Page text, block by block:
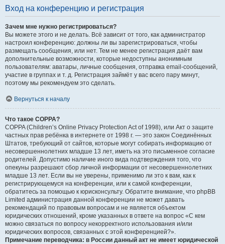
Вход на конференцию и регистрация
Зачем мне нужно регистрироваться?
Вы можете этого и не делать. Всё зависит от того, как администратор
настроил конференцию: должны ли вы зарегистрироваться, чтобы
размещать сообщения, или нет. Тем не менее регистрация даёт вам
дополнительные возможности, которые недоступны анонимным
пользователям: аватары, личные сообщения, отправка email-сообщений,
участие в группах и т. д. Регистрация займёт у вас всего пару минут,
поэтому мы рекомендуем это сделать.
Вернуться к началу
Что такое COPPA?
COPPA (Children’s Online Privacy Protection Act of 1998), или Акт о защите
частных прав ребёнка в интернете от 1998 г. — это закон Соединённых
Штатов, требующий от сайтов, которые могут собирать информацию от
несовершеннолетних младше 13 лет, иметь на это письменное согласие
родителей. Допустимо наличие иного вида подтверждения того, что
опекуны разрешают сбор личной информации от несовершеннолетних
младше 13 лет. Если вы не уверены, применимо ли это к вам, как к
регистрирующемуся на конференции, или к самой конференции,
обратитесь за помощью к юрисконсульту. Обратите внимание, что phpBB
Limited администрация данной конференции не может давать
рекомендаций по правовым вопросам и не является объектом
юридических отношений, кроме указанных в ответе на вопрос «С кем
можно связаться по вопросу некорректного использования и/или
юридических вопросов, связанных с этой конференцией?».
Примечание переводчика: в России данный акт не имеет юридической